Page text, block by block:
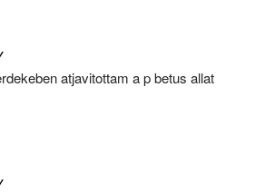
atjavitottam a p betus allat